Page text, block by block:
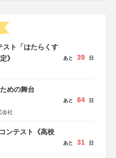
スト「はたらくす
》
あと 39 日
めの舞台
会社
あと 84 日
ンテスト《高校
あと 31 日